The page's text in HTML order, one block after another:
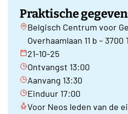
Praktische
Belgisch Centrum voor
Overhaamlaan 11 b –
21-10-25
Ontvangst 13:00
Aanvang 13:30
Einduur 17:00
Voor Neos leden van de